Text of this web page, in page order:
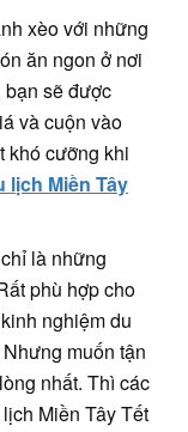
xèo với những
ăn ngon ở nơi
bạn sẽ được
và cuộn vào
khó cưỡng khi
lịch Miền Tây
là những
phù hợp cho
nghiệm du
muốn tận
nhất. Thì các
Miền Tây Tết